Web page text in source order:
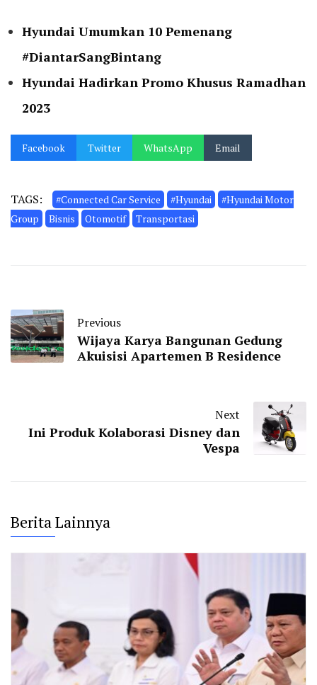
Hyundai Umumkan 10 Pemenang
#DiantarSangBintang
Hyundai Hadirkan Promo Khusus Ramadhan
2023
Facebook Twitter WhatsApp Email
TAGS: #Connected Car Service #Hyundai
#Hyundai Motor
Group
Bisnis Otomotif Transportasi
Previous
Wijaya Karya Bangunan Gedung
Akuisisi Apartemen B Residence
Next
Ini Produk Kolaborasi Disney dan
Vespa
Berita Lainnya